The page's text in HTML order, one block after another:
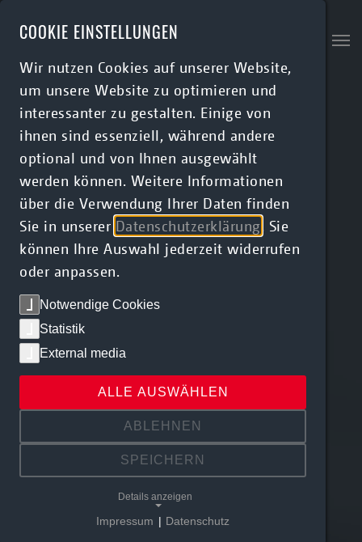
COOKIE EINSTELLUNGEN
Wir nutzen Cookies auf unserer Website,
um unsere Website zu optimieren und
interessanter zu gestalten. Einige von
ihnen sind essenziell, während andere
optional und von Ihnen ausgewählt
werden können. Weitere Informationen
über die Verwendung Ihrer Daten finden
Sie in unserer Datenschutzerklärung . Sie
können Ihre Auswahl jederzeit widerrufen
oder anpassen.
Notwendige Cookies
Statistik
External media
ALLE AUSWÄHLEN
ABLEHNEN
SPEICHERN
Details anzeigen
Impressum | Datenschutz